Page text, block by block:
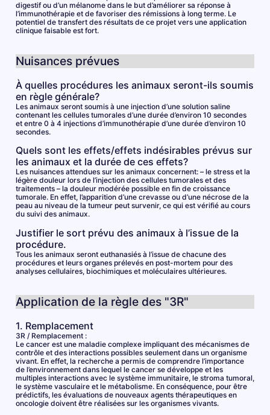
digestif ou d’un mélanome dans le but d’améliorer sa réponse à
l’immunothérapie et de favoriser des rémissions à long terme. Le
potentiel de transfert des résultats de ce projet vers une application
clinique faisable est fort.
Nuisances prévues
À quelles procédures les animaux seront-ils soumis
en règle générale?
Les animaux seront soumis à une injection d’une solution saline
contenant les cellules tumorales d’une durée d’environ 10 secondes
et entre 0 à 4 injections d’immunothérapie d’une durée d’environ 10
secondes.
Quels sont les effets/effets indésirables prévus sur
les animaux et la durée de ces effets?
Les nuisances attendues sur les animaux concernent: – le stress et la
légère douleur lors de l’injection des cellules tumorales et des
traitements – la douleur modérée possible en fin de croissance
tumorale. En effet, l’apparition d’une crevasse ou d’une nécrose de la
peau au niveau de la tumeur peut survenir, ce qui est vérifié au cours
du suivi des animaux.
Justifier le sort prévu des animaux à l’issue de la
procédure.
Tous les animaux seront euthanasiés à l’issue de chacune des
procédures et leurs organes prélevés en post-mortem pour des
analyses cellulaires, biochimiques et moléculaires ultérieures.
Application de la règle des "3R"
1. Remplacement
3R / Remplacement :
Le cancer est une maladie complexe impliquant des mécanismes de
contrôle et des interactions possibles seulement dans un organisme
vivant. En effet, la recherche a permis de comprendre l’importance
de l’environnement dans lequel le cancer se développe et les
multiples interactions avec le système immunitaire, le stroma tumoral,
le système vasculaire et le métabolisme. En conséquence, pour être
prédictifs, les évaluations de nouveaux agents thérapeutiques en
oncologie doivent être réalisées sur les organismes vivants.